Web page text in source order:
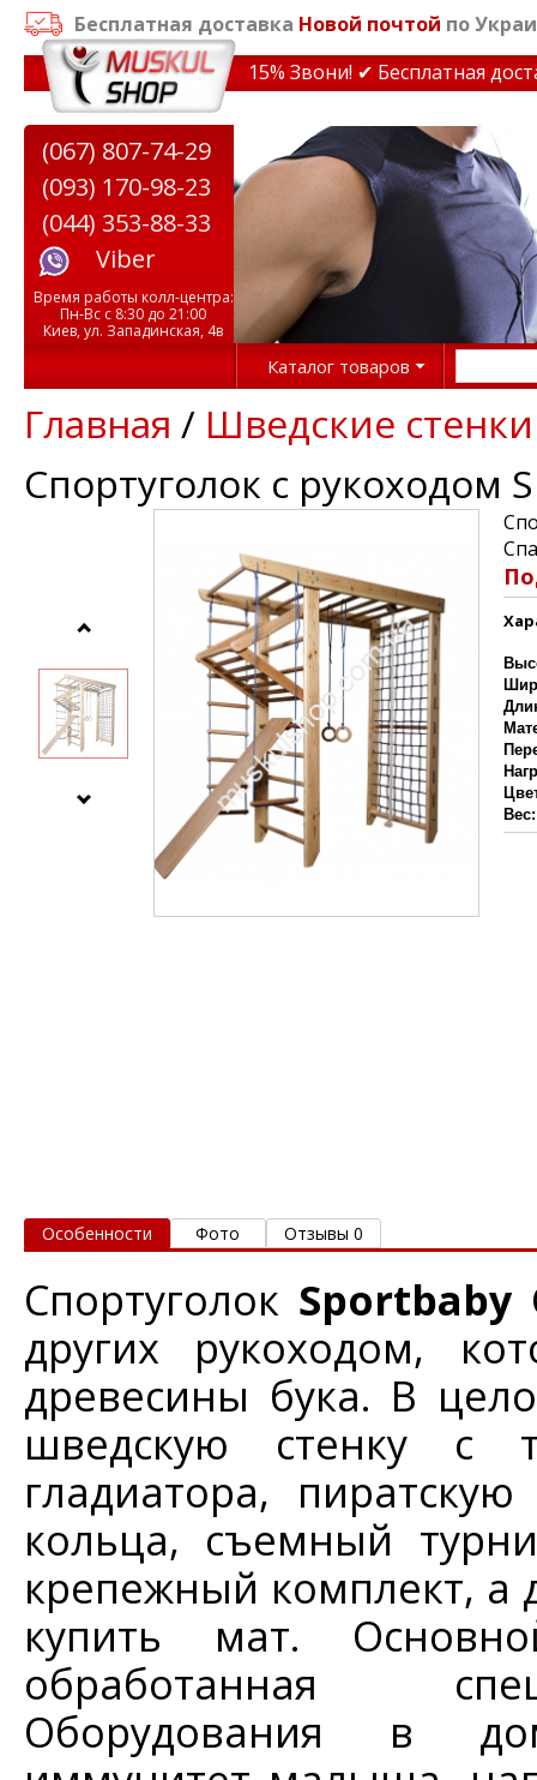
Бесплатная доставка Новой почтой по
на тренажеры до 15% Звони! ✔ Бесплатная
(067) 807-74-29
(093) 170-98-23
(044) 353-88-33
Viber
Время работы колл-центра:
Пн-Вс с 8:30 до 21:00
Киев, ул. Западинская, 4в
Каталог товаров
Главная / Шведские стенки
Спортуголок с рукоходом
Особенности Фото Отзывы 0
Спортуголок Sportbaby
других рукоходом,
древесины бука. В
шведскую стенку с
гладиатора,
кольца, съемный
крепежный комплект, а
купить мат.
обработанная
Оборудования в